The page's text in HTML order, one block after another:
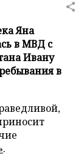
Яна
в МВД с
Ивану
в
.